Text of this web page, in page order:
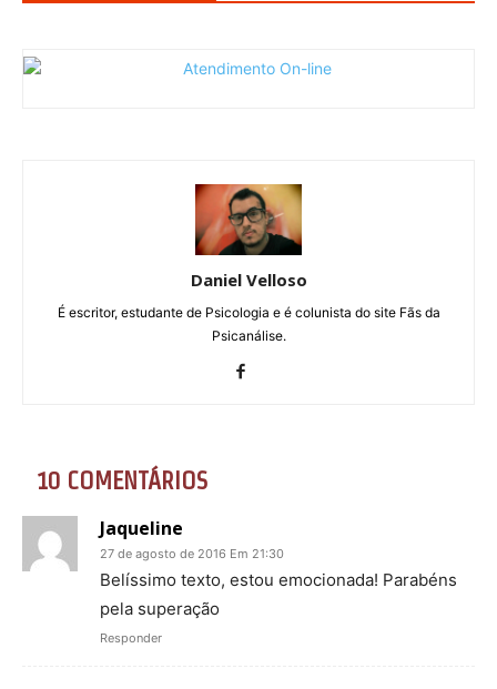
Daniel Velloso
É escritor, estudante de Psicologia e é colunista do site Fãs da
Psicanálise.
10 COMENTÁRIOS
Jaqueline
27 de agosto de 2016 Em 21:30
Belíssimo texto, estou emocionada! Parabéns
pela superação
Responder